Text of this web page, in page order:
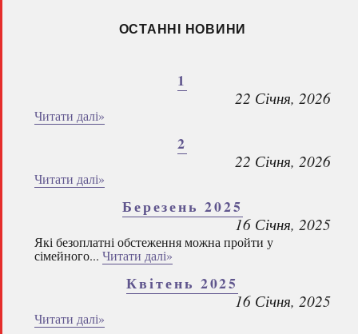
ОСТАННІ НОВИНИ
1
22 Січня, 2026
Читати далі»
2
22 Січня, 2026
Читати далі»
Березень 2025
16 Січня, 2025
Які безоплатні обстеження можна пройти у
сімейного... Читати далі»
Квітень 2025
16 Січня, 2025
Читати далі»